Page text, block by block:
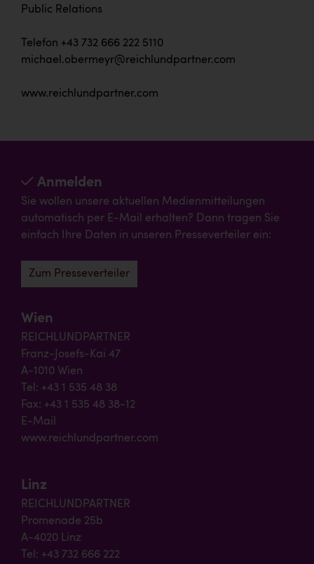
Public Relations
Telefon +43 732 666 222 5110
michael.obermeyr@reichlundpartner.com
www.reichlundpartner.com
Anmelden
Sie wollen unsere aktuellen Medienmitteilungen
automatisch per E-Mail erhalten? Dann tragen Sie
einfach Ihre Daten in unseren Presseverteiler ein:
Zum Presseverteiler
Wien
REICHLUNDPARTNER
Franz-Josefs-Kai 47
A-1010 Wien
Tel: +43 1 535 48 38
Fax: +43 1 535 48 38-12
E-Mail
www.reichlundpartner.com
Linz
REICHLUNDPARTNER
Promenade 25b
A-4020 Linz
Tel: +43 732 666 222